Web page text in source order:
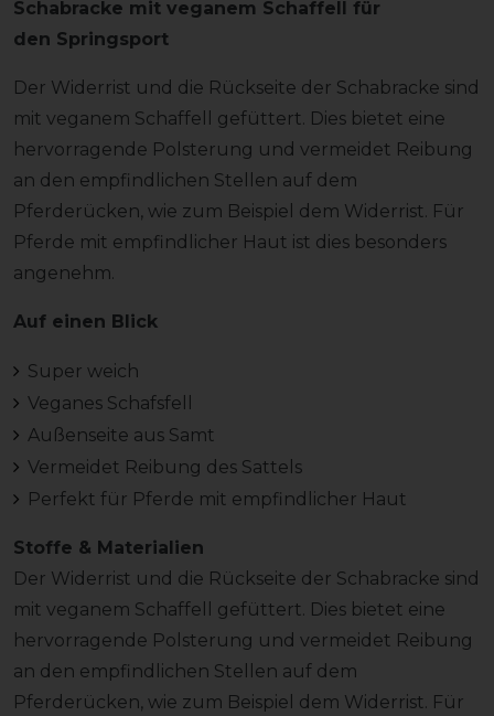
Schabracke mit veganem Schaffell für
den Springsport
Der Widerrist und die Rückseite der Schabracke sind
mit veganem Schaffell gefüttert. Dies bietet eine
hervorragende Polsterung und vermeidet Reibung
an den empfindlichen Stellen auf dem
Pferderücken, wie zum Beispiel dem Widerrist. Für
Pferde mit empfindlicher Haut ist dies besonders
angenehm.
Auf einen Blick
Super weich
Veganes Schafsfell
Außenseite aus Samt
Vermeidet Reibung des Sattels
Perfekt für Pferde mit empfindlicher Haut
Stoffe & Materialien
Der Widerrist und die Rückseite der Schabracke sind
mit veganem Schaffell gefüttert. Dies bietet eine
hervorragende Polsterung und vermeidet Reibung
an den empfindlichen Stellen auf dem
Pferderücken, wie zum Beispiel dem Widerrist. Für